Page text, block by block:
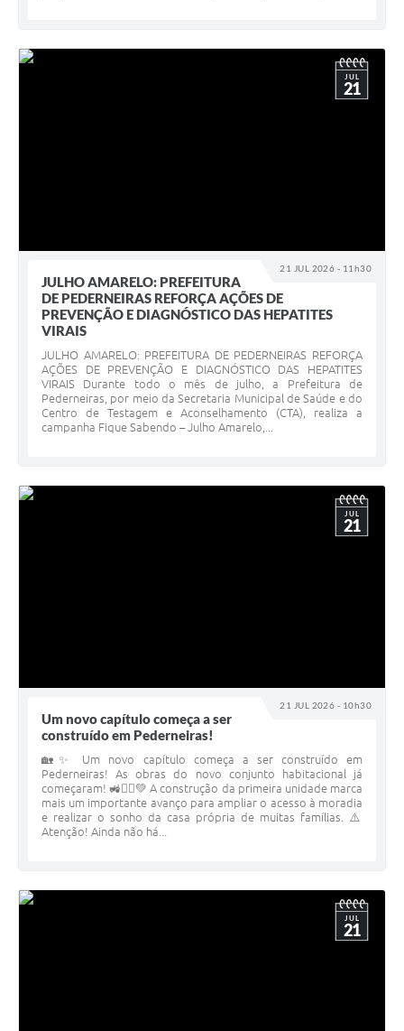
21 JUL 2026 - 11h30
JUL
21
JULHO AMARELO: PREFEITURA
DE PEDERNEIRAS REFORÇA AÇÕES DE
PREVENÇÃO E DIAGNÓSTICO DAS HEPATITES
VIRAIS
JULHO AMARELO: PREFEITURA DE PEDERNEIRAS REFORÇA
AÇÕES DE PREVENÇÃO E DIAGNÓSTICO DAS HEPATITES
VIRAIS Durante todo o mês de julho, a Prefeitura de
Pederneiras, por meio da Secretaria Municipal de Saúde e do
Centro de Testagem e Aconselhamento (CTA), realiza a
campanha Fique Sabendo – Julho Amarelo,...
21 JUL 2026 - 10h30
JUL
21
Um novo capítulo começa a ser
construído em Pederneiras!
🏡✨ Um novo capítulo começa a ser construído em
Pederneiras! As obras do novo conjunto habitacional já
começaram! 🚜👷‍♂️💚 A construção da primeira unidade marca
mais um importante avanço para ampliar o acesso à moradia
e realizar o sonho da casa própria de muitas famílias. ⚠️
Atenção! Ainda não há...
JUL
21